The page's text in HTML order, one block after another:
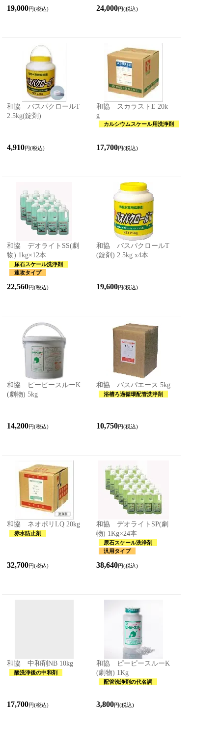
19,000円(税込) 24,000円(税込)
和協 バスパクロールT
2.5kg(錠剤)
4,910円(税込)
和協 スカラストE 20k
g
カルシウムスケール用洗浄剤
17,700円(税込)
和協 デオライトSS(劇
物) 1kg×12本
尿石スケール洗浄剤
速攻タイプ
22,560円(税込)
和協 バスパクロールT
(錠剤) 2.5kg x4本
19,600円(税込)
和協 ピーピースルーK
(劇物) 5kg
14,200円(税込)
和協 バスパエース 5kg
浴槽ろ過循環配管洗浄剤
10,750円(税込)
和協 ネオポリLQ 20kg
赤水防止剤
32,700円(税込)
和協 デオライトSP(劇
物) 1Kg×24本
尿石スケール洗浄剤
汎用タイプ
38,640円(税込)
和協 中和剤NB 10kg
酸洗浄後の中和剤
17,700円(税込)
和協 ピーピースルーK
(劇物) 1Kg
配管洗浄剤の代名詞
3,800円(税込)